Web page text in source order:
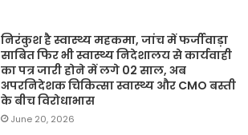
निरंकुश है स्वास्थ्य महकमा, जांच में फर्जीवाड़ा
साबित फिर भी स्वास्थ्य निदेशालय से कार्यवाही
का पत्र जारी होने में लगे 02 साल, अब
अपरनिदेशक चिकित्सा स्वास्थ्य और CMO बस्ती
के बीच विरोधाभास
June 20, 2026